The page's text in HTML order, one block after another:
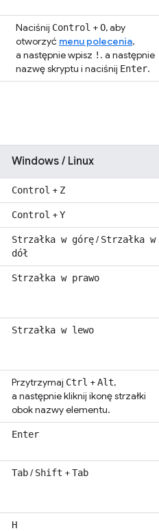
Naciśnij Control +O, aby
otworzyć menu polecenia,
a następnie wpisz ! . a następnie
nazwę skryptu i naciśnij Enter.
Windows / Linux
Control + Z
Control +Y
Strzałka w górę/ Strzałka w
dół
Strzałka w prawo
Strzałka w lewo
Przytrzymaj Ctrl +Alt,
a następnie kliknij ikonę strzałki
obok nazwy elementu.
Enter
Tab/ Shift +Tab
H